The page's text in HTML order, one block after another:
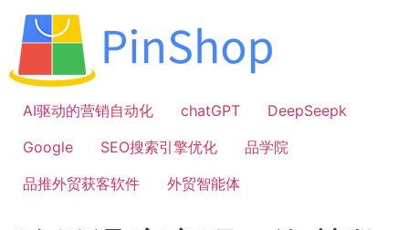
容
AI驱动的营销自动化
chatGPT
DeepSeepk
Google
SEO搜索引擎优化
品学院
品推外贸获客软件
外贸智能体